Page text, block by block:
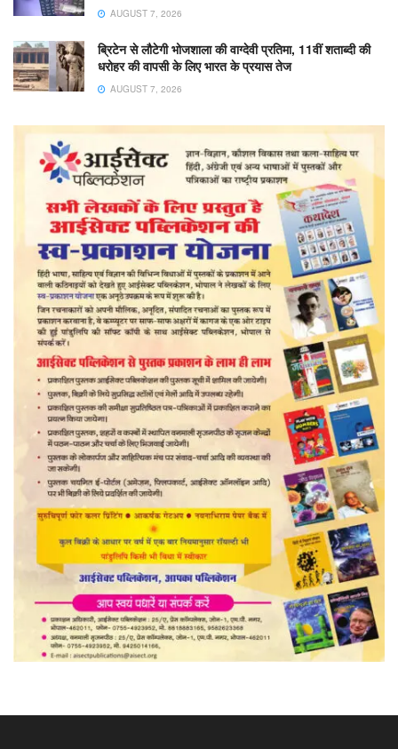
AUGUST 7, 2026
ब्रिटेन से लौटेगी भोजशाला की वाग्देवी प्रतिमा, 11वीं शताब्दी की
धरोहर की वापसी के लिए भारत के प्रयास तेज
AUGUST 7, 2026